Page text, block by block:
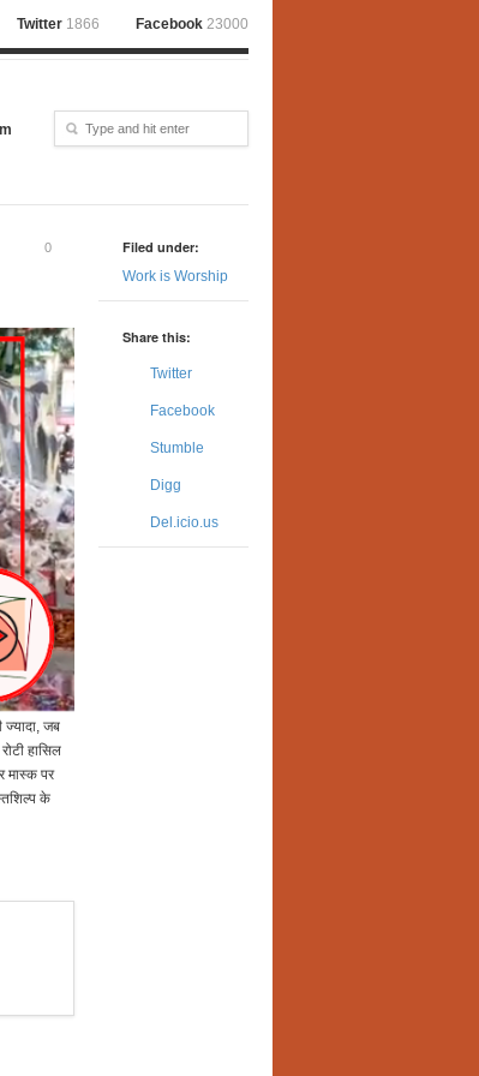
Twitter 1866 Facebook 23000
0
जब
हासिल
मास्क पर
के
Filed under:
Work is Worship
Share this:
Twitter
Facebook
Stumble
Digg
Del.icio.us